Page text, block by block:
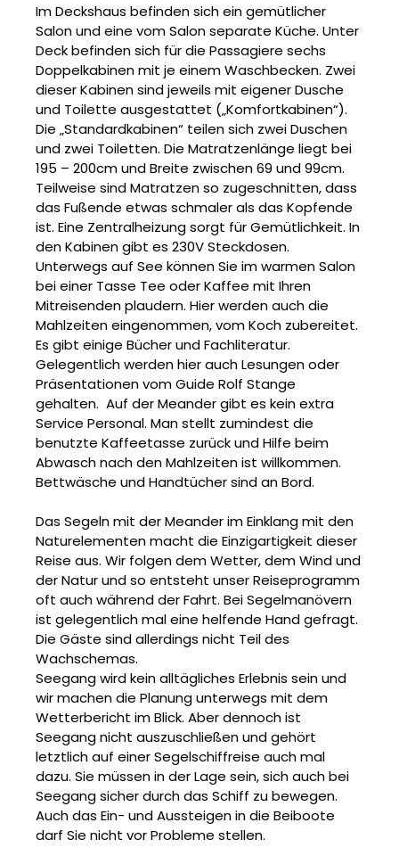
Im Deckshaus befinden sich ein gemütlicher
Salon und eine vom Salon separate Küche. Unter
Deck befinden sich für die Passagiere sechs
Doppelkabinen mit je einem Waschbecken. Zwei
dieser Kabinen sind jeweils mit eigener Dusche
und Toilette ausgestattet („Komfortkabinen“).
Die „Standardkabinen“ teilen sich zwei Duschen
und zwei Toiletten. Die Matratzenlänge liegt bei
195 – 200cm und Breite zwischen 69 und 99cm.
Teilweise sind Matratzen so zugeschnitten, dass
das Fußende etwas schmaler als das Kopfende
ist. Eine Zentralheizung sorgt für Gemütlichkeit. In
den Kabinen gibt es 230V Steckdosen.
Unterwegs auf See können Sie im warmen Salon
bei einer Tasse Tee oder Kaffee mit Ihren
Mitreisenden plaudern. Hier werden auch die
Mahlzeiten eingenommen, vom Koch zubereitet.
Es gibt einige Bücher und Fachliteratur.
Gelegentlich werden hier auch Lesungen oder
Präsentationen vom Guide Rolf Stange
gehalten. Auf der Meander gibt es kein extra
Service Personal. Man stellt zumindest die
benutzte Kaffeetasse zurück und Hilfe beim
Abwasch nach den Mahlzeiten ist willkommen.
Bettwäsche und Handtücher sind an Bord.
Das Segeln mit der Meander im Einklang mit den
Naturelementen macht die Einzigartigkeit dieser
Reise aus. Wir folgen dem Wetter, dem Wind und
der Natur und so entsteht unser Reiseprogramm
oft auch während der Fahrt. Bei Segelmanövern
ist gelegentlich mal eine helfende Hand gefragt.
Die Gäste sind allerdings nicht Teil des
Wachschemas.
Seegang wird kein alltägliches Erlebnis sein und
wir machen die Planung unterwegs mit dem
Wetterbericht im Blick. Aber dennoch ist
Seegang nicht auszuschließen und gehört
letztlich auf einer Segelschiffreise auch mal
dazu. Sie müssen in der Lage sein, sich auch bei
Seegang sicher durch das Schiff zu bewegen.
Auch das Ein- und Aussteigen in die Beiboote
darf Sie nicht vor Probleme stellen.